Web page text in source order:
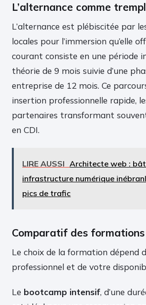
L’alternance comme
L’alternance est plébiscitée par
locales pour l’immersion qu’elle
courant consiste en une période
théorie de 9 mois suivie d’une
entreprise de 12 mois. Ce
insertion professionnelle rapide,
partenaires transformant
en CDI.
LIRE AUSSI Architecte web :
infrastructure numérique
pics de trafic
Comparatif des formations
Le choix de la formation dépend
professionnel et de votre
Le bootcamp intensif, d’une